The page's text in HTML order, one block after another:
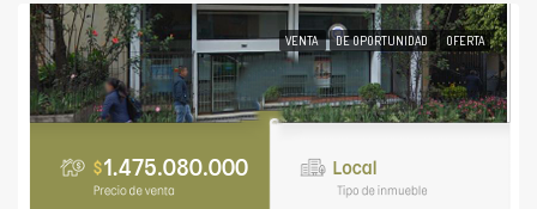
VENTA DE OPORTUNIDAD OFERTA